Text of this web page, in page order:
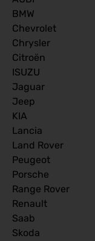
BMW
Chevrolet
Chrysler
Citroën
ISUZU
Jaguar
Jeep
KIA
Lancia
Land Rover
Peugeot
Porsche
Range Rover
Renault
Saab
Skoda